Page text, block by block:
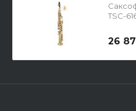
TSC-
26